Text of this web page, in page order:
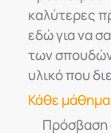
καλύτερες
εδώ για να
των
υλικό που
Κάθε μάθημα
Πρόσβαση